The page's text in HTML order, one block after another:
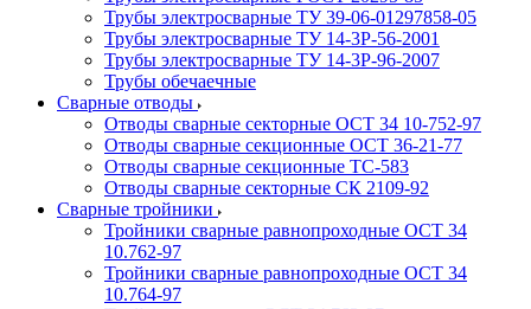
Трубы электросварные ТУ 39-06-01297858-05
Трубы электросварные ТУ 14-3Р-56-2001
Трубы электросварные ТУ 14-3Р-96-2007
Трубы обечаечные
Сварные отводы
Отводы сварные секторные ОСТ 34 10-752-97
Отводы сварные секционные ОСТ 36-21-77
Отводы сварные секционные ТС-583
Отводы сварные секторные СК 2109-92
Сварные тройники
Тройники сварные равнопроходные ОСТ 34
10.762-97
Тройники сварные равнопроходные ОСТ 34
10.764-97